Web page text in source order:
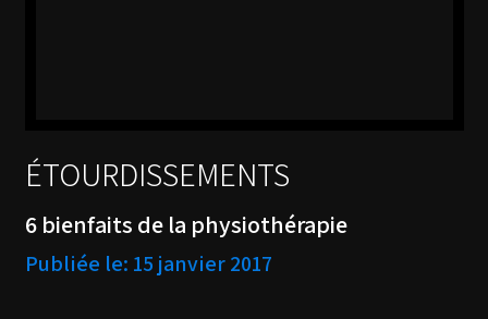
ÉTOURDISSEMENTS
6 bienfaits de la physiothérapie
Publiée le: 15 janvier 2017